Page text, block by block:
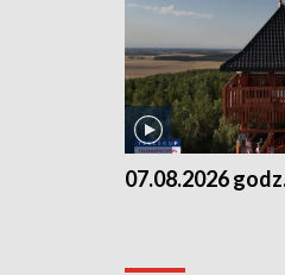
07.08.2026